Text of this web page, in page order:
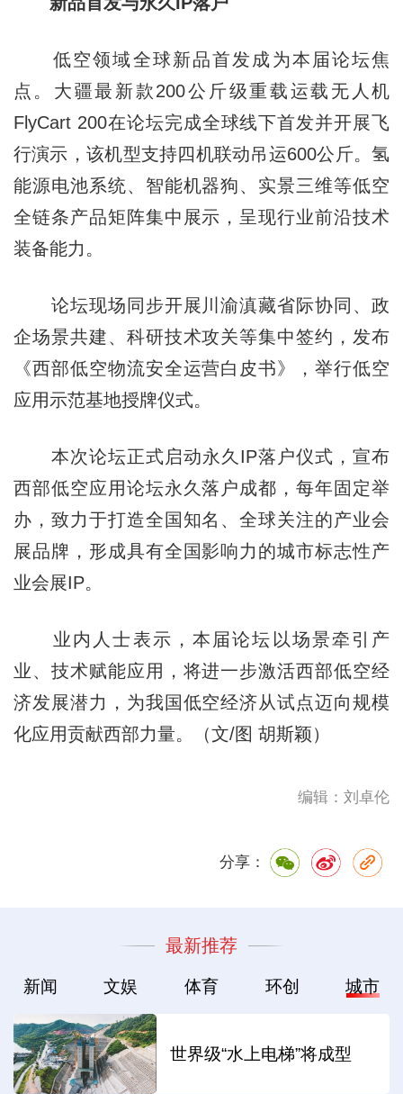
低空领域全球新品首发成为本届论坛焦
点。大疆最新款200公斤级重载运载无人机
FlyCart 200在论坛完成全球线下首发并开展飞
行演示，该机型支持四机联动吊运600公斤。氢
能源电池系统、智能机器狗、实景三维等低空
全链条产品矩阵集中展示，呈现行业前沿技术
装备能力。
论坛现场同步开展川渝滇藏省际协同、政
企场景共建、科研技术攻关等集中签约，发布
《西部低空物流安全运营白皮书》，举行低空
应用示范基地授牌仪式。
本次论坛正式启动永久IP落户仪式，宣布
西部低空应用论坛永久落户成都，每年固定举
办，致力于打造全国知名、全球关注的产业会
展品牌，形成具有全国影响力的城市标志性产
业会展IP。
业内人士表示，本届论坛以场景牵引产
业、技术赋能应用，将进一步激活西部低空经
济发展潜力，为我国低空经济从试点迈向规模
化应用贡献西部力量。（文/图 胡斯颖）
编辑：刘卓伦
分享：
最新推荐
新闻 文娱 体育 环创 城市
世界级“水上电梯”将成型